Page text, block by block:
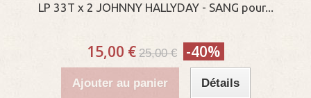
LP 33T x 2 JOHNNY HALLYDAY - SANG pour...
15,00 € 25,00 € -40%
Ajouter au panier Détails